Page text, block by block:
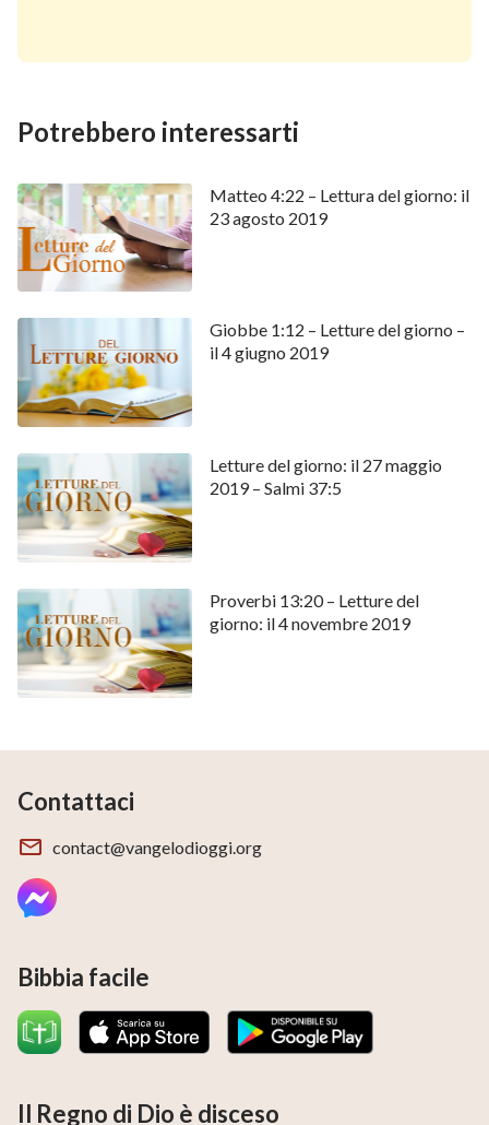
Potrebbero interessarti
Matteo 4:22 – Lettura del giorno: il
23 agosto 2019
Giobbe 1:12 – Letture del giorno –
il 4 giugno 2019
Letture del giorno: il 27 maggio
2019 – Salmi 37:5
Proverbi 13:20 – Letture del
giorno: il 4 novembre 2019
Contattaci
contact@vangelodioggi.org
Bibbia facile
Il Regno di Dio è disceso